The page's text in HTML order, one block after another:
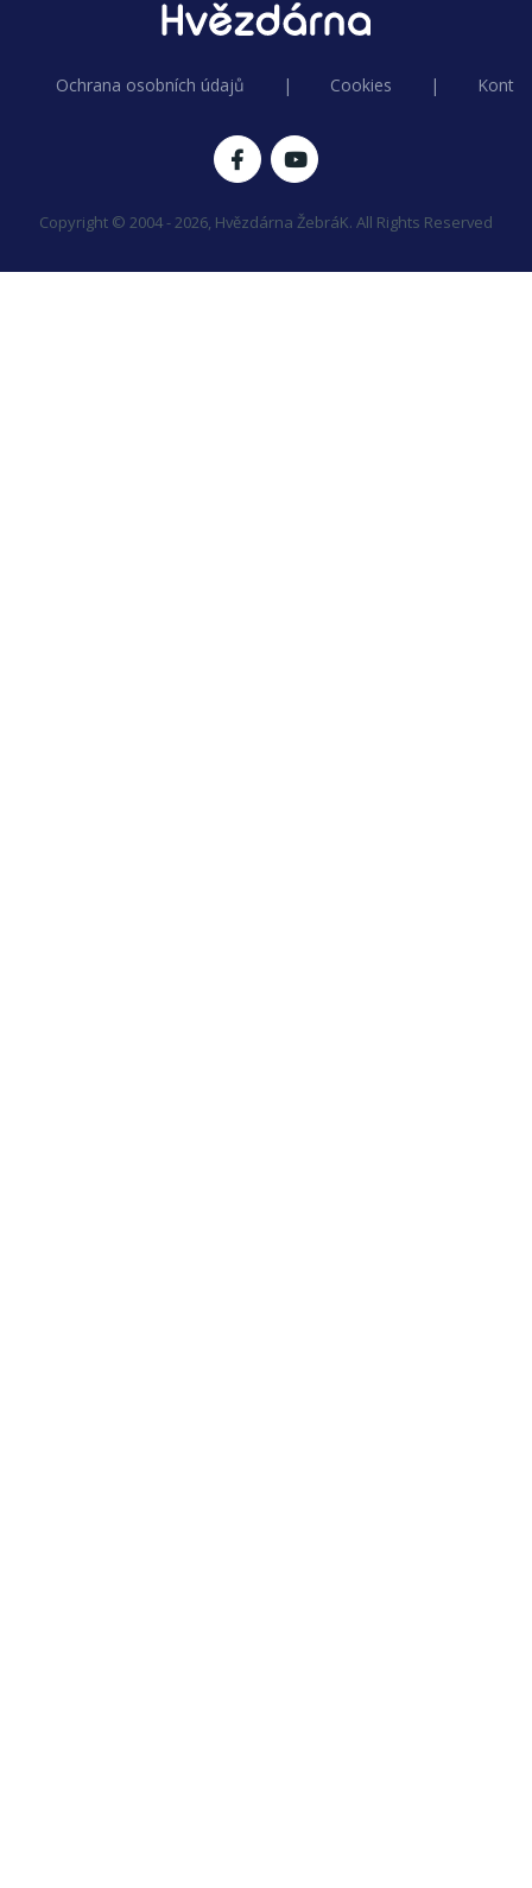
Ochrana osobních údajů | Cookies |
Copyright © 2004 - 2026, Hvězdárna ŽebráK. All Rights Reserved